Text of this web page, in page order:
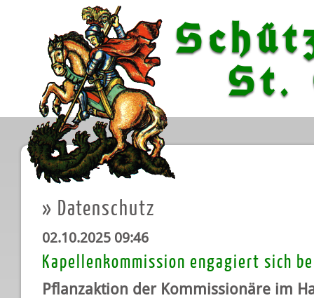
St.
» Datenschutz
02.10.2025 09:46
Kapellenkommission engagiert sich
Pflanzaktion der Kommissionäre im